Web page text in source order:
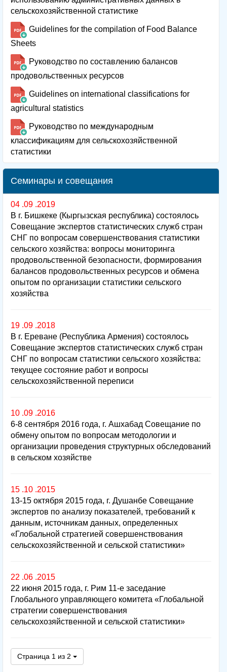
сельскохозяйственной статистике
Guidelines for the compilation of Food Balance
Sheets
Руководство по составлению балансов
продовольственных ресурсов
Guidelines on international classifications for
agricultural statistics
Руководство по международным
классификациям для сельскохозяйственной
статистики
Семинары и совещания
04 .09 .2019
В г. Бишкеке (Кыргызская республика) состоялось
Совещание экспертов статистических служб стран
СНГ по вопросам совершенствования статистики
сельского хозяйства: вопросы мониторинга
продовольственной безопасности, формирования
балансов продовольственных ресурсов и обмена
опытом по организации статистики сельского
хозяйства
19 .09 .2018
В г. Ереване (Республика Армения) состоялось
Совещание экспертов статистических служб стран
СНГ по вопросам статистики сельского хозяйства:
текущее состояние работ и вопросы
сельскохозяйственной переписи
10 .09 .2016
6-8 сентября 2016 года, г. Ашхабад Совещание по
обмену опытом по вопросам методологии и
организации проведения структурных обследований
в сельском хозяйстве
15 .10 .2015
13-15 октября 2015 года, г. Душанбе Совещание
экспертов по анализу показателей, требований к
данным, источникам данных, определенных
«Глобальной стратегией совершенствования
сельскохозяйственной и сельской статистики»
22 .06 .2015
22 июня 2015 года, г. Рим 11-е заседание
Глобального управляющего комитета «Глобальной
стратегии совершенствования
сельскохозяйственной и сельской статистики»
Страница 1 из 2